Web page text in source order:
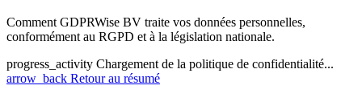
Comment GDPRWise BV traite vos données personnelles,
conformément au RGPD et à la législation nationale.
progress_activity Chargement de la politique de confidentialité...
arrow_back Retour au résumé